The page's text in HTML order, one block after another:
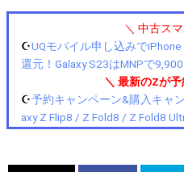
＼ 中古ス
☪️UQモバイル申し込みで
還元！Galaxy S23はMNPで9,900
＼ 最新のZが
☪️予約キャンペーン&購入キャ
axy Z Flip8 / Z Fold8 / Z Fold8